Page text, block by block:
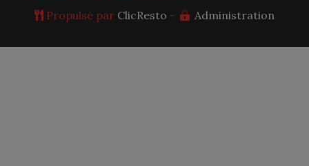
Propulsé par ClicResto - Administration